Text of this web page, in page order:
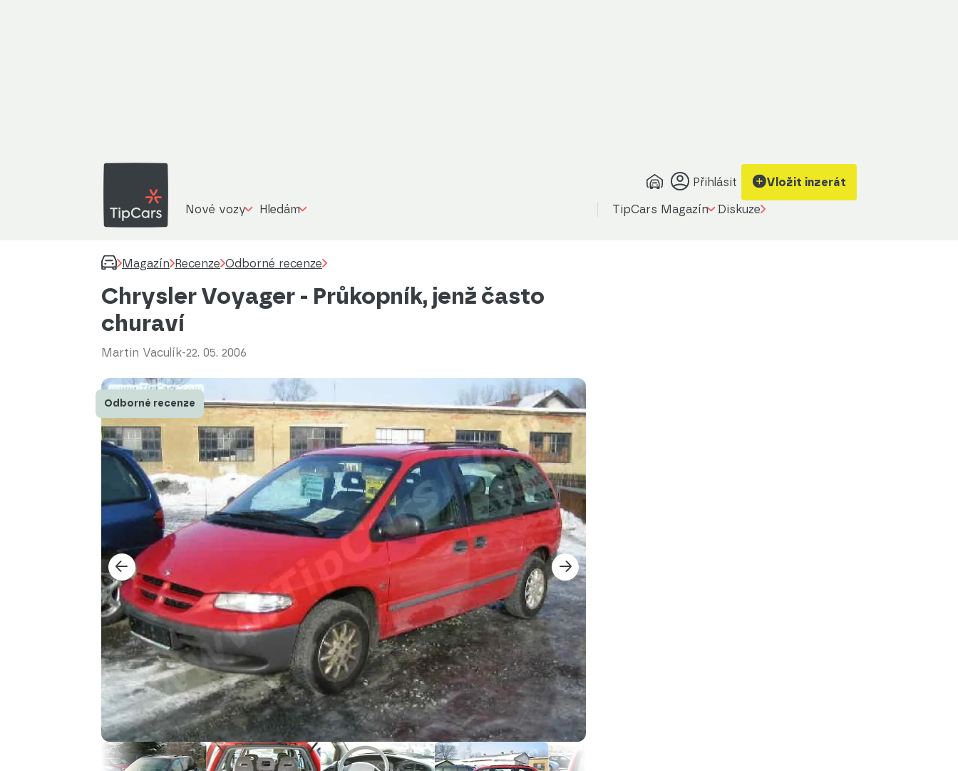
Přihlásit Vložit inzerát
Nové vozy Hledám TipCars Magazín Diskuze
Magazín Recenze Odborné recenze
Chrysler Voyager - Průkopník, jenž často
churaví
Martin Vaculík-22. 05. 2006
Odborné recenze